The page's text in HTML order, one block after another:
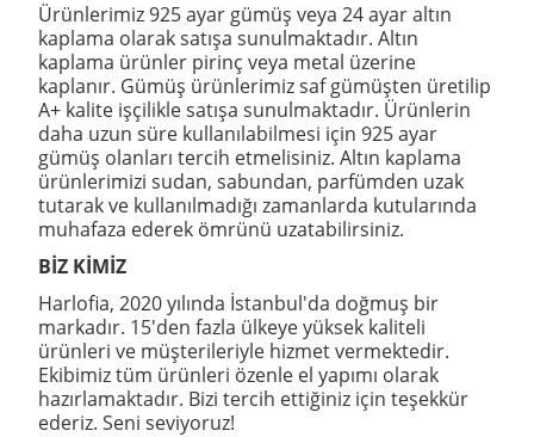
Ürünlerimiz 925 ayar gümüş veya 24 ayar altın
kaplama olarak satışa sunulmaktadır. Altın
kaplama ürünler pirinç veya metal üzerine
kaplanır. Gümüş ürünlerimiz saf gümüşten üretilip
A+ kalite işçilikle satışa sunulmaktadır. Ürünlerin
daha uzun süre kullanılabilmesi için 925 ayar
gümüş olanları tercih etmelisiniz. Altın kaplama
ürünlerimizi sudan, sabundan, parfümden uzak
tutarak ve kullanılmadığı zamanlarda kutularında
muhafaza ederek ömrünü uzatabilirsiniz.
BİZ KİMİZ
Harlofia, 2020 yılında İstanbul'da doğmuş bir
markadır. 15'den fazla ülkeye yüksek kaliteli
ürünleri ve müşterileriyle hizmet vermektedir.
Ekibimiz tüm ürünleri özenle el yapımı olarak
hazırlamaktadır. Bizi tercih ettiğiniz için teşekkür
ederiz. Seni seviyoruz!